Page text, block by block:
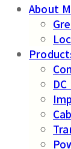
About